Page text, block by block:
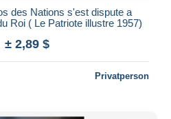
des Nations s'est dispute a
Roi ( Le Patriote illustre 1957)
± 2,89 $
Privatperson